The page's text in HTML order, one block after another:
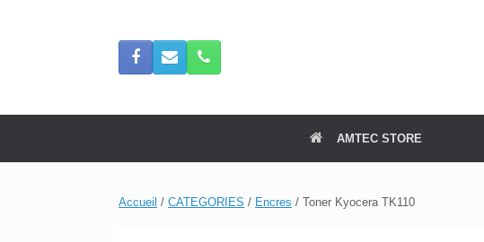
AMTEC STORE
Accueil / CATEGORIES / Encres / Toner Kyocera TK110